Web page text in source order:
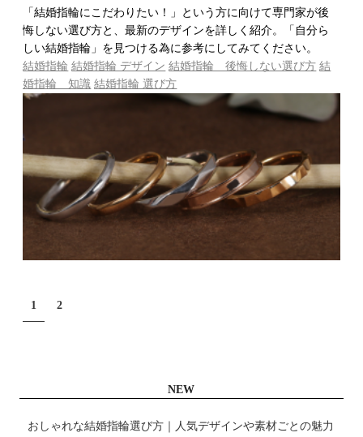
「結婚指輪にこだわりたい！」という方に向けて専門家が後
悔しない選び方と、最新のデザインを詳しく紹介。「自分ら
しい結婚指輪」を見つける為に参考にしてみてください。
結婚指輪 結婚指輪 デザイン 結婚指輪 後悔しない選び方 結
婚指輪 知識 結婚指輪 選び方
1 2
NEW
おしゃれな結婚指輪選び方｜人気デザインや素材ごとの魅力